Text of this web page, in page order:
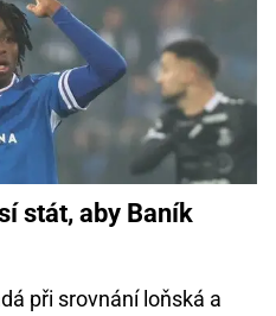
stát, aby Baník
při srovnání loňská a